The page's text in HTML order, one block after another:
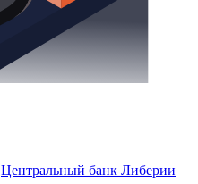
Центральный банк Либерии